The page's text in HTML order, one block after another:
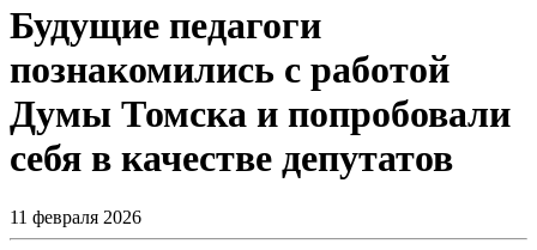
Будущие педагоги
познакомились с работой
Думы Томска и попробовали
себя в качестве депутатов
11 февраля 2026